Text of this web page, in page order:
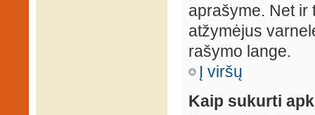
aprašyme. Net ir
atžymėjus
rašymo lange.
Į viršų
Kaip sukurti